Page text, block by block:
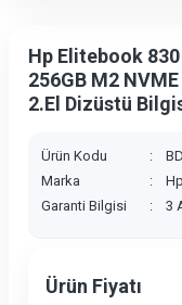
Hp Elitebook 830
256GB M2
2.El Dizüstü
Ürün Kodu :
Marka
:
Hp
Garanti Bilgisi
: 3
Ürün Fiyatı